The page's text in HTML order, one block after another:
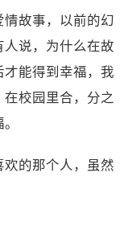
故事，以前的幻
说，为什么在故
能得到幸福，我
校园里合，分之
的那个人，虽然